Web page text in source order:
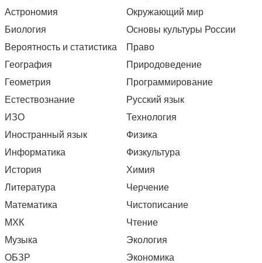
Астрономия
Биология
Вероятность и статистика
География
Геометрия
Естествознание
ИЗО
Иностранный язык
Информатика
История
Литература
Математика
МХК
Музыка
ОБЗР
Окружающий мир
Основы культуры России
Право
Природоведение
Программирование
Русский язык
Технология
Физика
Физкультура
Химия
Черчение
Чистописание
Чтение
Экология
Экономика